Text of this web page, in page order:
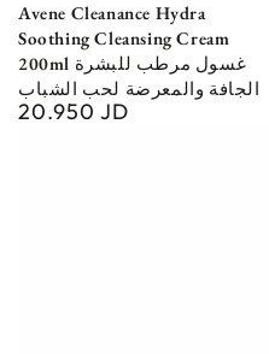
Avene Cleanance Hydra
Soothing Cleansing Cream
200ml غسول مرطب للبشرة
الجافة والمعرضة لحب الشباب
Regular
20.950 JD